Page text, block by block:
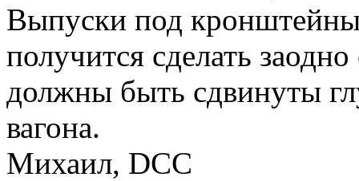
Выпуски под кронштейны
получится сделать
должны быть сдвинуты
вагона.
Михаил, DCC